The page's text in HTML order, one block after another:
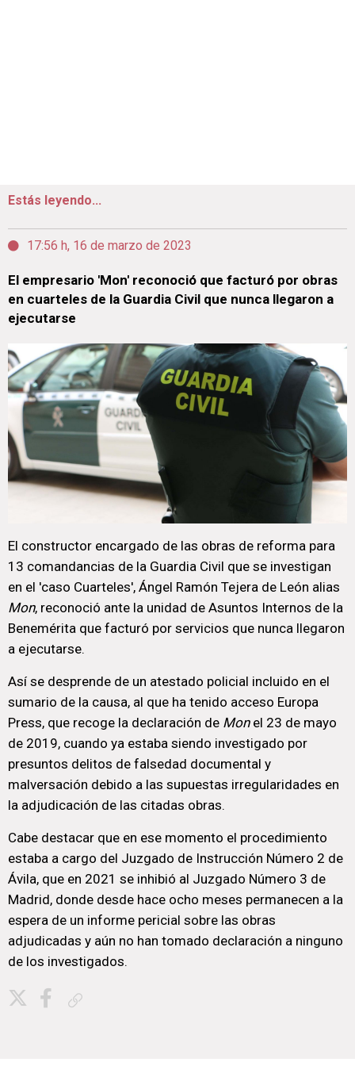
Estás leyendo...
17:56 h, 16 de marzo de 2023
El empresario 'Mon' reconoció que facturó por obras
en cuarteles de la Guardia Civil que nunca llegaron a
ejecutarse
El constructor encargado de las obras de reforma para
13 comandancias de la Guardia Civil que se investigan
en el 'caso Cuarteles', Ángel Ramón Tejera de León alias
Mon, reconoció ante la unidad de Asuntos Internos de la
Benemérita que facturó por servicios que nunca llegaron
a ejecutarse.
Así se desprende de un atestado policial incluido en el
sumario de la causa, al que ha tenido acceso Europa
Press, que recoge la declaración de Monel 23 de mayo
de 2019, cuando ya estaba siendo investigado por
presuntos delitos de falsedad documental y
malversación debido a las supuestas irregularidades en
la adjudicación de las citadas obras.
Cabe destacar que en ese momento el procedimiento
estaba a cargo del Juzgado de Instrucción Número 2 de
Ávila, que en 2021 se inhibió al Juzgado Número 3 de
Madrid, donde desde hace ocho meses permanecen a la
espera de un informe pericial sobre las obras
adjudicadas y aún no han tomado declaración a ninguno
de los investigados.